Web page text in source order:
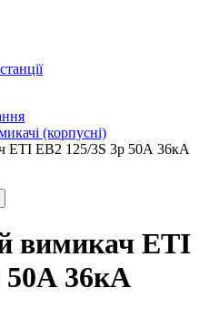
(корпусні)
ETI EB2 125/3S 3p 50А 36кА
вимикач ETI
50А 36кА